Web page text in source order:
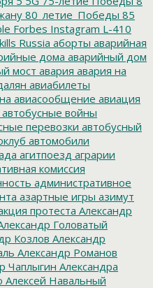
80_летие_Победы 85
Forbes Instagram L-410
Russia аборты аварийная
дома аварийный дом
мост авария авария на
авиабилеты
авиасообщение авиация
автобусные войны
перевозки автобусный
автомобили
агитпоезд аграрии
комиссия
административное
азартные игры азимут
протеста Александр
Головатый
Козлов Александр
Александр Романов
Чаплыгин Александра
Алексей Навальный